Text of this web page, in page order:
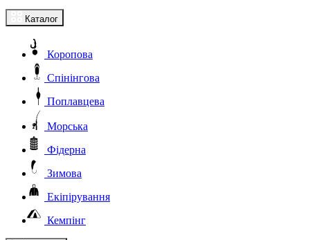
Каталог
Коропова
Спінінгова
Поплавцева
Морська
Фідерна
Зимова
Екіпірування
Кемпінг